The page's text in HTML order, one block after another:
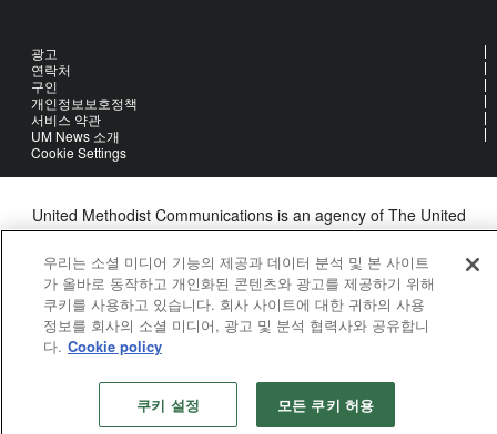
광고
연락처
구인
개인정보보호정책
서비스 약관
UM News 소개
Cookie Settings
United Methodist Communications is an agency of The United
Methodist Church
©2026United Methodist Communications. All Rights Reserved
우리는 소셜 미디어 기능의 제공과 데이터 분석 및 본 사이트
가 올바로 동작하고 개인화된 콘텐츠와 광고를 제공하기 위해
쿠키를 사용하고 있습니다. 회사 사이트에 대한 귀하의 사용
정보를 회사의 소셜 미디어, 광고 및 분석 협력사와 공유합니
다. Cookie policy
쿠키 설정 모든 쿠키 허용